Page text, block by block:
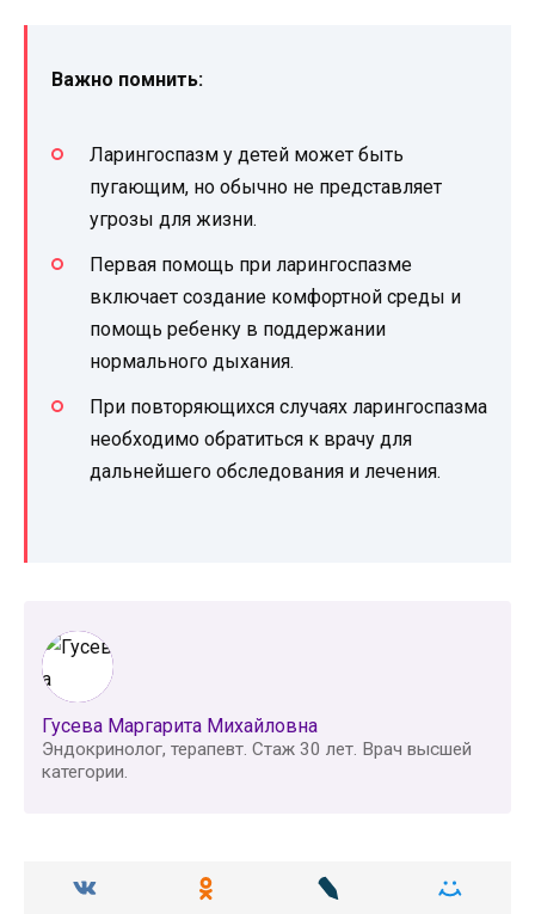
Важно помнить:
Ларингоспазм у детей может быть
пугающим, но обычно не представляет
угрозы для жизни.
Первая помощь при ларингоспазме
включает создание комфортной среды и
помощь ребенку в поддержании
нормального дыхания.
При повторяющихся случаях ларингоспазма
необходимо обратиться к врачу для
дальнейшего обследования и лечения.
Гусева Маргарита Михайловна
Эндокринолог, терапевт. Стаж 30 лет. Врач высшей
категории.